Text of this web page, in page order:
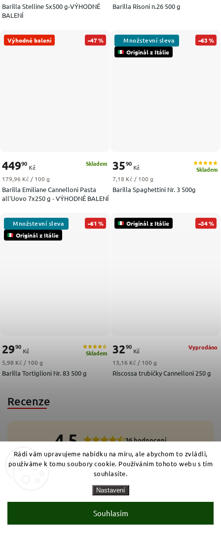
Rádi vám upravujeme nabídku na míru, ale abychom to zvládli,
používáme k tomu soubory cookie. Používáním tohoto webu s tím
souhlasíte.
Nastavení
Souhlasím
Barilla Stelline 5x500 g-VÝHODNÉ
BALENÍ
Barilla Risoni n.26 500 g
Výhodné balení –47 %
Barilla Emiliane Cannelloni Pasta
all'Uovo 7x250 g - VÝHODNÉ BALENÍ
Skladem
44990
Kč
Měrná cena:
179,96 Kč / 100 g
Originál z Itálie
–63 %
Barilla Spaghettini Nr. 3 500g
Skladem
3590
Kč
Měrná cena:
7,18 Kč / 100 g
Originál z Itálie
–61 %
Barilla Tortiglioni Nr. 83 500 g
Skladem
2990
Kč
Měrná cena:
5,98 Kč / 100 g
Originál z Itálie –34 %
Riscossa trubičky Cannelloni 250 g
Vyprodáno
3290
Kč
Měrná cena:
13,16 Kč / 100 g
Recenze
4,5 36 hodnocení
5 22x
4
Přidat hodnocení